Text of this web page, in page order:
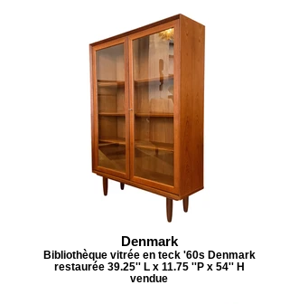
Denmark
Bibliothèque vitrée en teck '60s Denmark
restaurée 39.25'' L x 11.75 ''P x 54'' H
vendue